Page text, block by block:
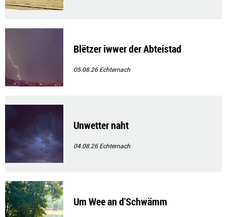
Blëtzer iwwer der Abteistad
05.08.26Echternach
Unwetter naht
04.08.26Echternach
Um Wee an d'Schwämm